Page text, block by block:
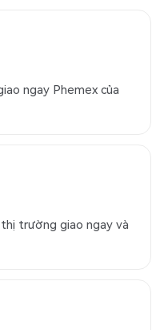
ngay Phemex của
trường giao ngay và